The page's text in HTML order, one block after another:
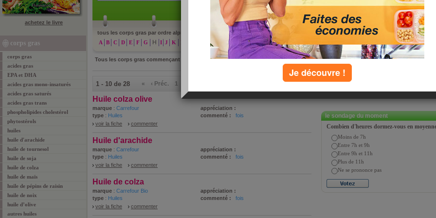
achetez le livre
corps gras
corps gras
acides gras
EPA et DHA
acides gras mono-insaturés
acides gras saturés
acides gras trans
phospholipides cholestérol
phytostérols
huiles
huile d'arachide
huile de tournesol
huile de soja
huile de colza
huile de maïs
huile de pépins de raisin
huile de noix
huile d’olive
autres huiles
tous les corps gras par ordre alphabétique :
A
B C D E F G H I J K L O S T U V W X
Tous les corps gras commençant par
1 - 10 de 28 « ‹ Préc. 1
Huile colza olive
marque : Carrefour
appréciation :
type : Huiles commenté :
fois
voir la fiche
commenter
Huile d'arachide
marque : Carrefour
appréciation :
type : Huiles commenté :
fois
voir la fiche
commenter
Huile de colza
marque : Carrefour Bio
appréciation :
type : Huiles commenté :
fois
voir la fiche
commenter
le sondage du moment
Combien d'heures dormez-vous en
Moins de 7h
Entre 7h et 9h
Entre 9h et 11h
Plus de 11h
Ne se prononce pas
Je découvre !